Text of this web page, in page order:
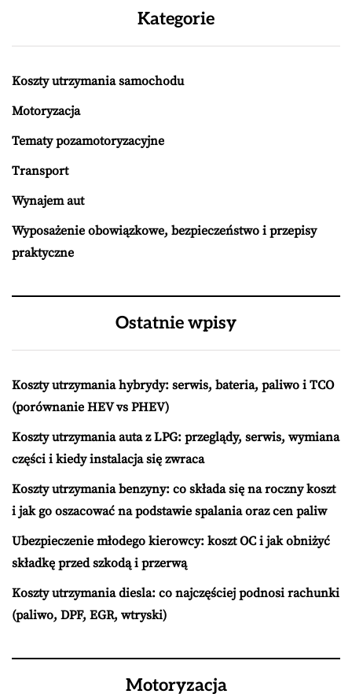
Kategorie
Koszty utrzymania samochodu
Motoryzacja
Tematy pozamotoryzacyjne
Transport
Wynajem aut
Wyposażenie obowiązkowe, bezpieczeństwo i przepisy
praktyczne
Ostatnie wpisy
Koszty utrzymania hybrydy: serwis, bateria, paliwo i TCO
(porównanie HEV vs PHEV)
Koszty utrzymania auta z LPG: przeglądy, serwis, wymiana
części i kiedy instalacja się zwraca
Koszty utrzymania benzyny: co składa się na roczny koszt
i jak go oszacować na podstawie spalania oraz cen paliw
Ubezpieczenie młodego kierowcy: koszt OC i jak obniżyć
składkę przed szkodą i przerwą
Koszty utrzymania diesla: co najczęściej podnosi rachunki
(paliwo, DPF, EGR, wtryski)
Motoryzacja